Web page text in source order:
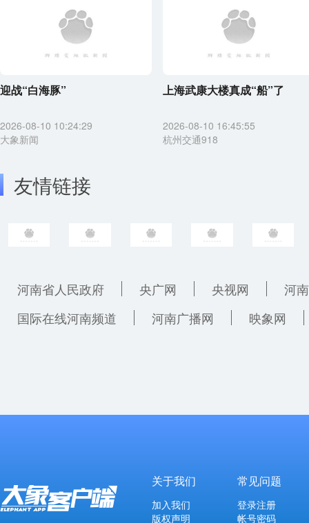
迎战“白海豚”
2026-08-10 10:24:29
大象新闻
上海武康大楼真成“船”了
2026-08-10 16:45:55
杭州交通918
友情链接
河南省人民政府 央广网 央视网
河
国际在线河南频道
河南广播网 映象网
关于我们
加入我们
版权声明
常见问题
登录注册
帐号密码